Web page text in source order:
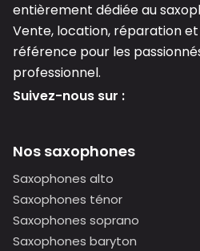
entièrement dédiée au
Vente, location, réparation
référence pour les
professionnel.
Suivez-nous sur :
Nos saxophones
Saxophones alto
Saxophones ténor
Saxophones soprano
Saxophones baryton